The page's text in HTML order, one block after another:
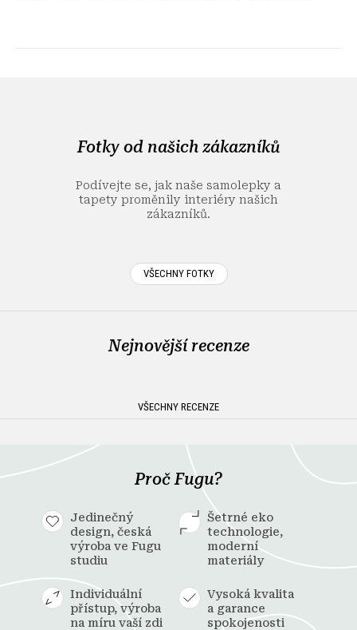
Fotky od našich zákazníků
Podívejte se, jak naše samolepky a
tapety proměnily interiéry našich
zákazníků.
VŠECHNY FOTKY
Nejnovější recenze
VŠECHNY RECENZE
Proč Fugu?
Jedinečný
design, česká
výroba ve Fugu
studiu
Šetrné eko
technologie,
moderní
materiály
Individuální
přístup, výroba
na míru vaší zdi
Vysoká kvalita
a garance
spokojenosti